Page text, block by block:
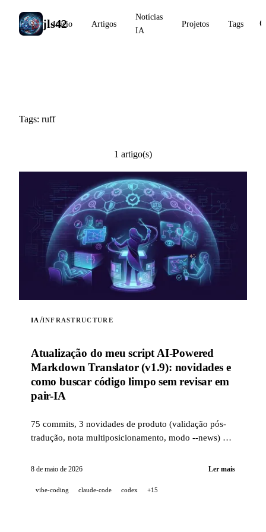
jls42
Início Artigos
Notícias
IA
Projetos Tags
Tags: ruff
1 artigo(s)
IA /INFRASTRUCTURE
Atualização do meu script AI-Powered
Markdown Translator (v1.9): novidades e
como buscar código limpo sem revisar em
pair-IA
75 commits, 3 novidades de produto (validação pós-
tradução, nota multiposicionamento, modo --news) e
testes, revisão de PR assistida por IA) para buscar
desenvolvido em pair-IA.
8 de maio de 2026 Ler mais
vibe-coding claude-code codex +15